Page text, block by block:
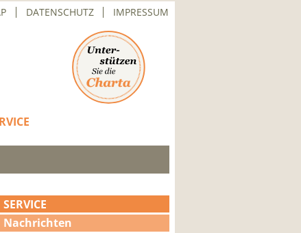
DATENSCHUTZ IMPRESSUM
SERVICE
Navigation
Nachrichten